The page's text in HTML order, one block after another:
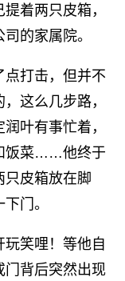
着两只皮箱，
的家属院。
点打击，但并不
这么几步路，
叶有事忙着，
饭菜……他终于
只皮箱放在脚
门。
笑哩！等他自
门背后突然出现